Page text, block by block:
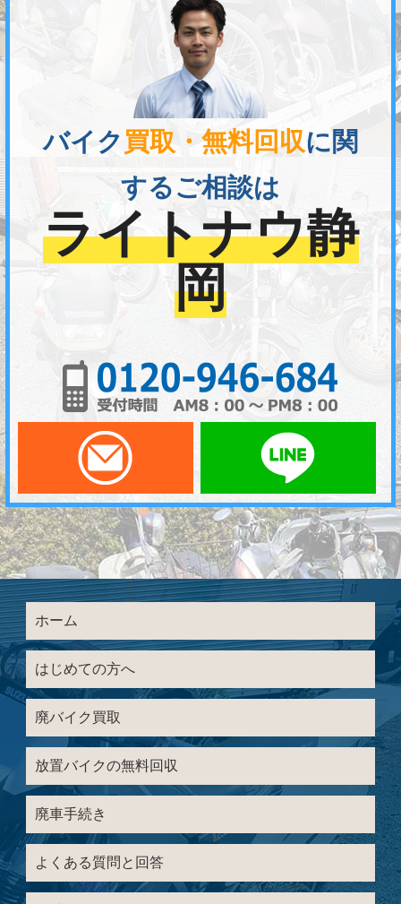
バイク 買取・無料回収に関
するご相談は
ライトナウ静
岡
メールでお問い合わせ
ホーム
はじめての方へ
廃バイク買取
放置バイクの無料回収
廃車手続き
よくある質問と回答